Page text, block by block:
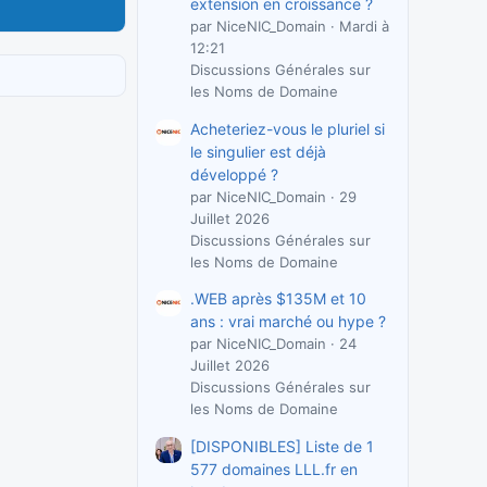
extension en croissance ?
par NiceNIC_Domain
Mardi à
12:21
Discussions Générales sur
les Noms de Domaine
Acheteriez-vous le pluriel si
le singulier est déjà
développé ?
par NiceNIC_Domain
29
Juillet 2026
Discussions Générales sur
les Noms de Domaine
.WEB après $135M et 10
ans : vrai marché ou hype ?
par NiceNIC_Domain
24
Juillet 2026
Discussions Générales sur
les Noms de Domaine
[DISPONIBLES] Liste de 1
577 domaines LLL.fr en